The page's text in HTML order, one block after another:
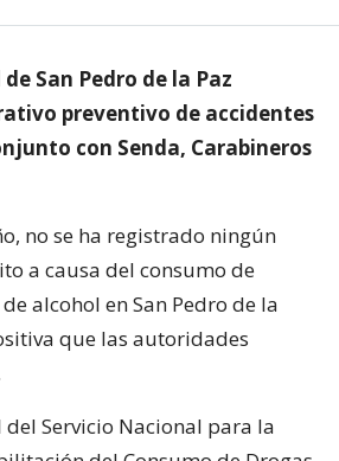
San Pedro de la Paz
preventivo de accidentes
con Senda, Carabineros
no se ha registrado ningún
a causa del consumo de
alcohol en San Pedro de la
que las autoridades
Servicio Nacional para la